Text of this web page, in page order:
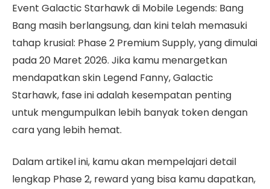
Event Galactic Starhawk di Mobile Legends: Bang
Bang masih berlangsung, dan kini telah memasuki
tahap krusial: Phase 2 Premium Supply, yang dimulai
pada 20 Maret 2026. Jika kamu menargetkan
mendapatkan skin Legend Fanny, Galactic
Starhawk, fase ini adalah kesempatan penting
untuk mengumpulkan lebih banyak token dengan
cara yang lebih hemat.
Dalam artikel ini, kamu akan mempelajari detail
lengkap Phase 2, reward yang bisa kamu dapatkan,